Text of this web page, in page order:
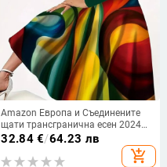
Amazon Европа и Съединените
щати трансгранична есен 2024
рокля с дълъг ръкав с дъгова
талия, контрастен цвят, дълга
нова независима станция
32.84€/64.23 лв
add_shopping_cart